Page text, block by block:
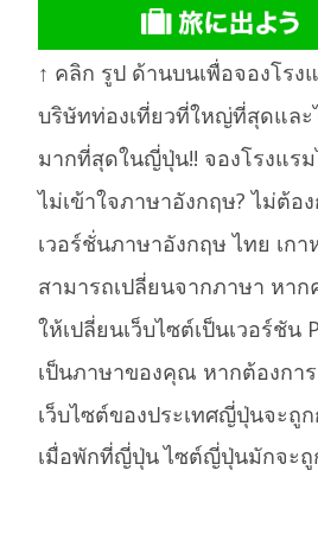
↑ คลิก รูป ด้านบนเพื่อจองโรง
บริษัทท่องเที่ยวที่ใหญ่ที่สุดแล
มากที่สุดในญี่ปุ่น!! จองโรงแร
ไม่เข้าใจภาษาอังกฤษ? ไม่ต้อ
เวอร์ชั่นภาษาอังกฤษ ไทย เก
สามารถเปลี่ยนจากภาษา หา
ให้เปลี่ยนเว็บไซต์เป็นเวอร์ชัน
เป็นภาษาของคุณ หากต้องกา
เว็บไซต์ของประเทศญี่ปุ่นจะถูก
เมื่อพักที่ญี่ปุ่น ไซต์ญี่ปุ่นมักจะ